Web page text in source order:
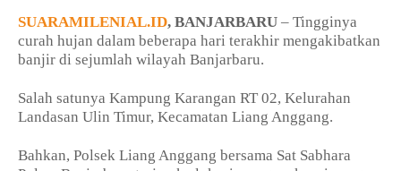
SUARAMILENIAL.ID, BANJARBARU – Tingginya
curah hujan dalam beberapa hari terakhir mengakibatkan
banjir di sejumlah wilayah Banjarbaru.
Salah satunya Kampung Karangan RT 02, Kelurahan
Landasan Ulin Timur, Kecamatan Liang Anggang.
Bahkan, Polsek Liang Anggang bersama Sat Sabhara